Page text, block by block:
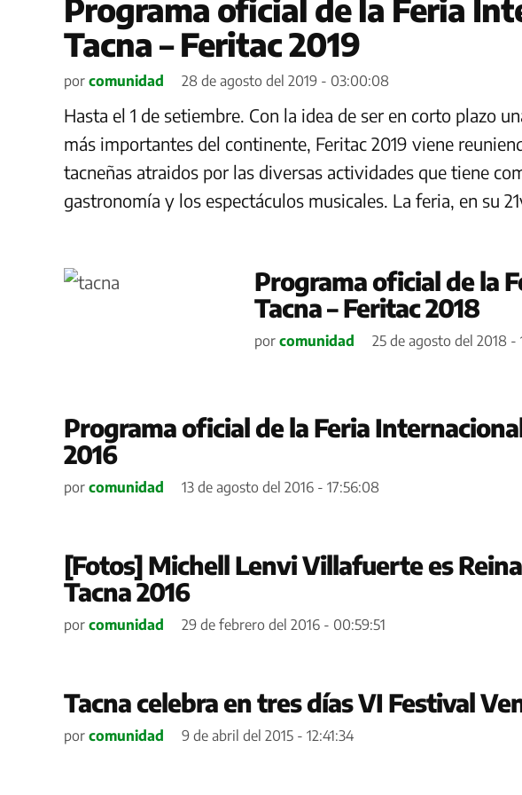
Programa oficial de la Feria
Tacna – Feritac 2019
por comunidad 28 de agosto del 2019 - 03:00:08
Hasta el 1 de setiembre. Con la idea de ser en corto plazo
más importantes del continente, Feritac 2019 viene
tacneñas atraidos por las diversas actividades que tiene
gastronomía y los espectáculos musicales. La feria, en su
Programa oficial de la
Tacna – Feritac 2018
por comunidad 25 de agosto del 2018 -
Programa oficial de la Feria
2016
por comunidad 13 de agosto del 2016 - 17:56:08
[Fotos] Michell Lenvi Villafuerte es
Tacna 2016
por comunidad 29 de febrero del 2016 - 00:59:51
Tacna celebra en tres días VI Festival
por comunidad 9 de abril del 2015 - 12:41:34